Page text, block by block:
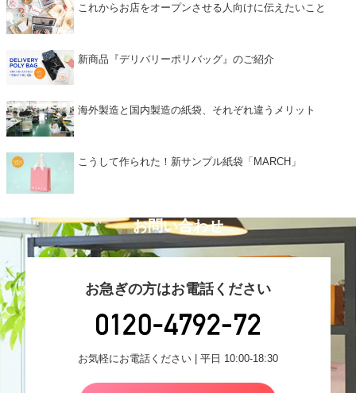
これからお店をオープンさせる人向けに伝えたいこと
新商品『デリバリーポリバッグ』のご紹介
海外製造と国内製造の紙袋、それぞれ違うメリット
こうして作られた！新サンプル紙袋「MARCH」
お問い合わせ
お急ぎの方はお電話ください
お気軽にお電話ください | 平日 10:00-18:30